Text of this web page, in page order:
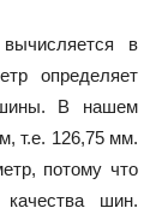
в
определяет
В нашем
т.е. 126,75 мм.
потому что
шин.